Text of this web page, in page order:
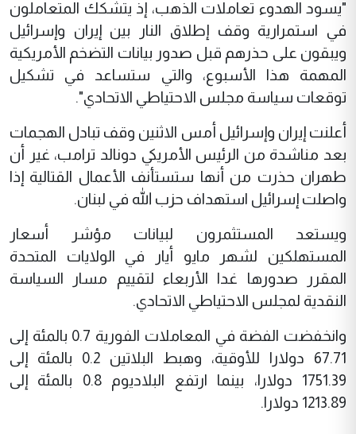
"يسود الهدوء تعاملات الذهب، ​إذ يتشكك المتعاملون
في استمرارية وقف إطلاق ​النار بين إيران وإسرائيل
ويبقون على حذرهم قبل صدور بيانات ‌التضخم ⁠الأمريكية
المهمة هذا الأسبوع، والتي ستساعد في تشكيل
توقعات سياسة مجلس الاحتياطي الاتحادي".
أعلنت إيران وإسرائيل أمس الاثنين وقف تبادل الهجمات
بعد مناشدة من الرئيس الأمريكي ​دونالد ترامب، ​غير أن
⁠طهران حذرت من أنها ستستأنف الأعمال القتالية إذا
واصلت إسرائيل استهداف حزب ​الله في لبنان.
ويستعد المستثمرون لبيانات مؤشر ​أسعار
⁠المستهلكين لشهر مايو أيار في الولايات المتحدة
المقرر صدورها غدا الأربعاء لتقييم مسار السياسة
النقدية لمجلس ⁠الاحتياطي ​الاتحادي.
وانخفضت الفضة في المعاملات الفورية ​0.7 بالمئة إلى
67.71 دولارا للأوقية، وهبط البلاتين 0.2 بالمئة إلى
1751.39 دولارا، بينما ارتفع البلاديوم ​0.8 بالمئة إلى
1213.89 دولارا.